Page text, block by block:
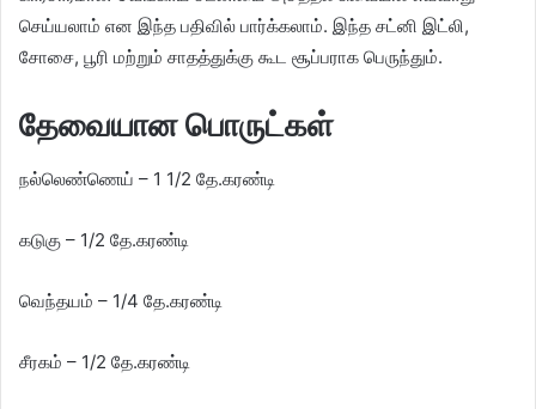
செய்யலாம் என இந்த பதிவில் பார்க்கலாம். இந்த சட்னி இட்லி,
சோசை, பூரி மற்றும் சாதத்துக்கு கூட சூப்பராக பெருந்தும்.
தேவையான பொருட்கள்
நல்லெண்ணெய் – 1 1/2 தே.கரண்டி
கடுகு – 1/2 தே.கரண்டி
வெந்தயம் – 1/4 தே.கரண்டி
சீரகம் – 1/2 தே.கரண்டி